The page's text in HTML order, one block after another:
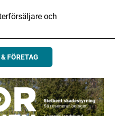
och
FÖRETAG